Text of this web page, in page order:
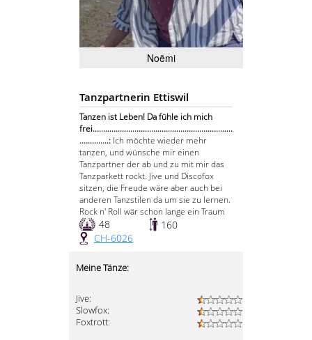
Noëmi
Tanzpartnerin Ettiswil
Tanzen ist Leben! Da fühle ich mich
frei...................................................................
..............: Ich möchte wieder mehr
tanzen, und wünsche mir einen
Tanzpartner der ab und zu mit mir das
Tanzparkett rockt. Jive und Discofox
sitzen, die Freude wäre aber auch bei
anderen Tanzstilen da um sie zu lernen.
Rock n' Roll wär schon lange ein Traum
48
160
CH-6026
Meine Tänze:
Jive:
Slowfox:
Foxtrott: